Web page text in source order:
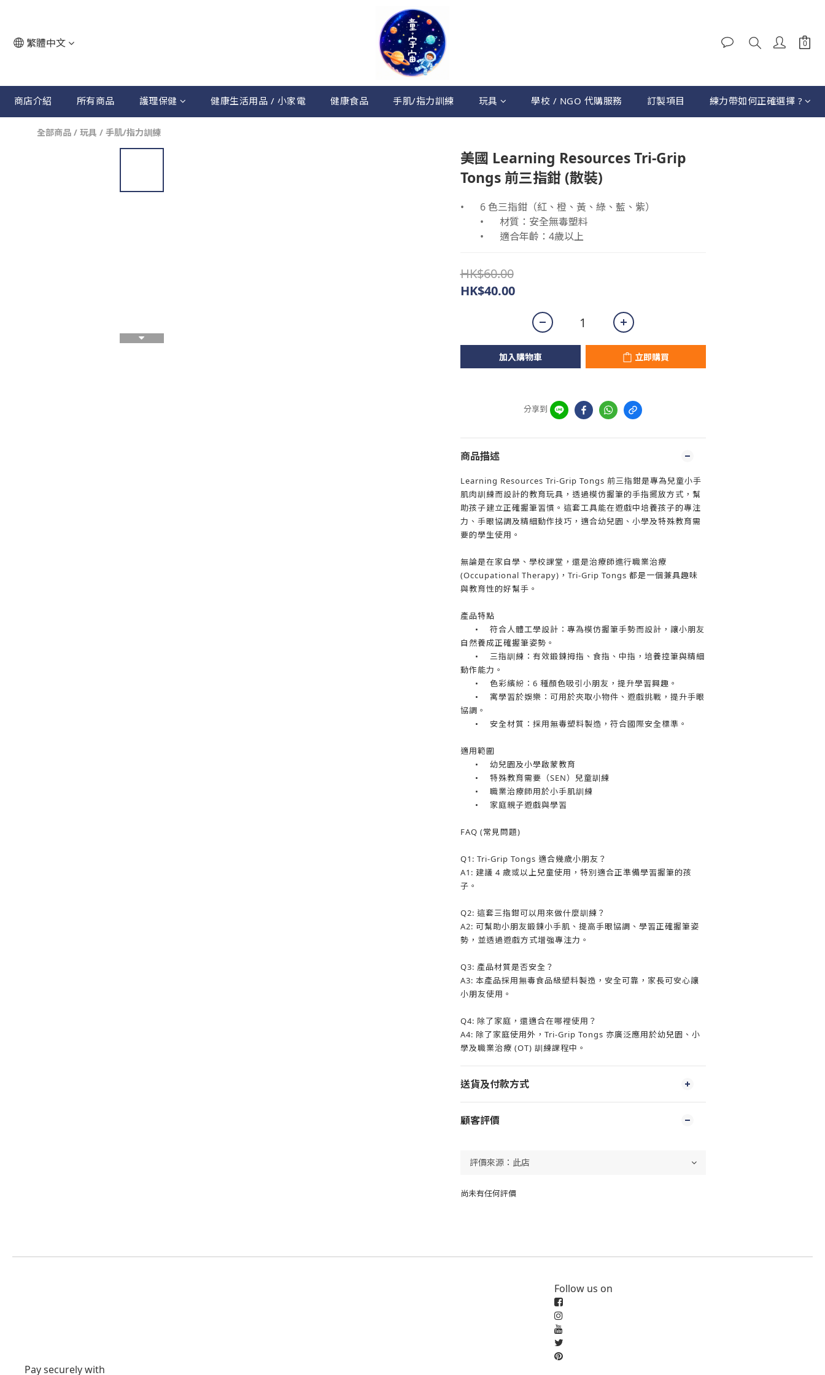
繁體中文
商店介紹 所有商品 護理保健 健康生活用品 / 小家電 健康食品 手肌/指力訓練 玩具 學校 / NGO 代購服務 訂製項目 練力帶如何正確選擇 ?
全部商品 / 玩具 / 手肌/指力訓練
美國 Learning Resources Tri-Grip
Tongs 前三指鉗 (散裝)
•	6 色三指鉗（紅、橙、黃、綠、藍、紫）
	•	材質：安全無毒塑料
	•	適合年齡：4歲以上
HK$60.00
HK$40.00
加入購物車 立即購買
分享到
商品描述
Learning Resources Tri-Grip Tongs 前三指鉗是專為兒童小手
肌肉訓練而設計的教育玩具，透過模仿握筆的手指擺放方式，幫
助孩子建立正確握筆習慣。這套工具能在遊戲中培養孩子的專注
力、手眼協調及精細動作技巧，適合幼兒園、小學及特殊教育需
要的學生使用。
無論是在家自學、學校課堂，還是治療師進行職業治療
(Occupational Therapy)，Tri-Grip Tongs 都是一個兼具趣味
與教育性的好幫手。
產品特點
•
符合人體工學設計：專為模仿握筆手勢而設計，讓小朋友
自然養成正確握筆姿勢。
•
三指訓練：有效鍛鍊拇指、食指、中指，培養控筆與精細
動作能力。
•
色彩繽紛：6 種顏色吸引小朋友，提升學習興趣。
•
寓學習於娛樂：可用於夾取小物件、遊戲挑戰，提升手眼
協調。
•
安全材質：採用無毒塑料製造，符合國際安全標準。
適用範圍
•
幼兒園及小學啟蒙教育
•
特殊教育需要（SEN）兒童訓練
•
職業治療師用於小手肌訓練
•
家庭親子遊戲與學習
FAQ (常見問題)
Q1: Tri-Grip Tongs 適合幾歲小朋友？
A1: 建議 4 歲或以上兒童使用，特別適合正準備學習握筆的孩
子。
Q2: 這套三指鉗可以用來做什麼訓練？
A2: 可幫助小朋友鍛鍊小手肌、提高手眼協調、學習正確握筆姿
勢，並透過遊戲方式增強專注力。
Q3: 產品材質是否安全？
A3: 本產品採用無毒食品級塑料製造，安全可靠，家長可安心讓
小朋友使用。
Q4: 除了家庭，還適合在哪裡使用？
A4: 除了家庭使用外，Tri-Grip Tongs 亦廣泛應用於幼兒園、小
學及職業治療 (OT) 訓練課程中。
送貨及付款方式
顧客評價
尚未有任何評價
Follow us on
Pay securely with